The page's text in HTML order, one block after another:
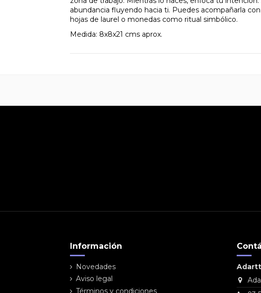
abundancia fluyendo hacia ti. Puedes acompañarla
hojas de laurel o monedas como ritual simbólico.
Medida: 8x8x21 cms aprox.
Información
Novedades
Aviso legal
Términos y condiciones